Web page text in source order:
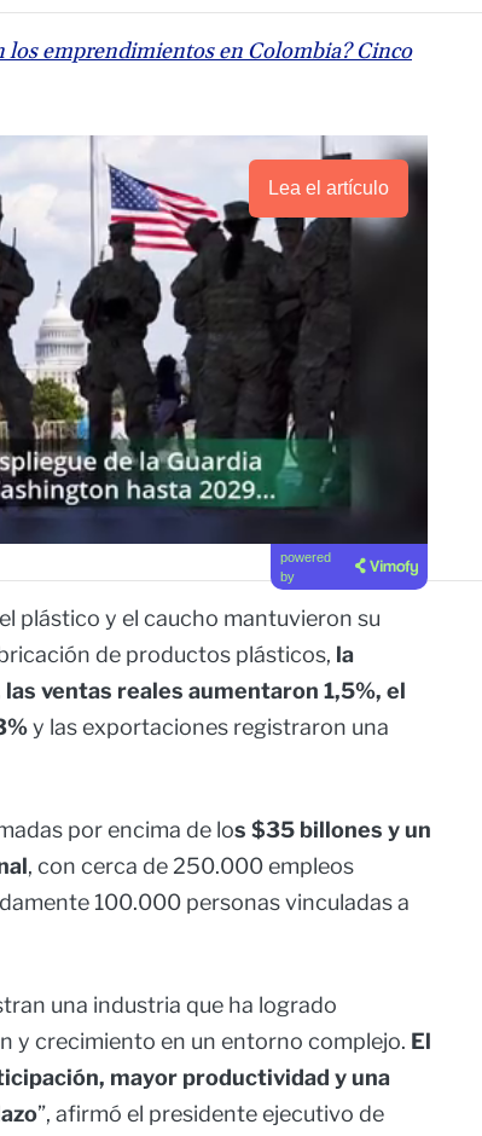
los emprendimientos en Colombia? Cinco
Lea el artículo
powered
by
plástico y el caucho mantuvieron su
de productos plásticos, la
ventas reales aumentaron 1,5%, el
y las exportaciones registraron una
por encima de los $35 billones y un
, con cerca de 250.000 empleos
100.000 personas vinculadas a
una industria que ha logrado
y crecimiento en un entorno complejo. El
mayor productividad y una
”, afirmó el presidente ejecutivo de